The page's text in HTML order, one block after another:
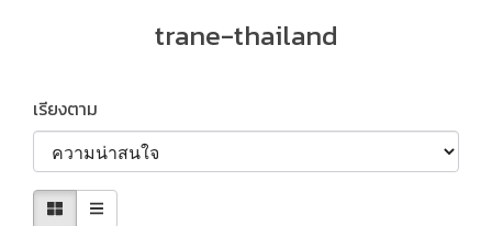
trane-thailand
เรียงตาม